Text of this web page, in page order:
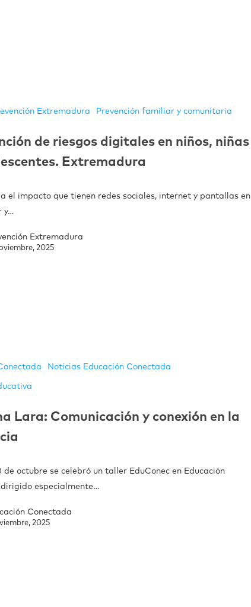
Extremadura Prevención familiar y comunitaria
de riesgos digitales en niños, niñas
Extremadura
el impacto que tienen redes sociales, internet y pantallas en
y…
Extremadura
2025
Noticias Educación Conectada
Lara: Comunicación y conexión en la
de octubre se celebró un taller EduConec en Educación
especialmente…
Conectada
2025